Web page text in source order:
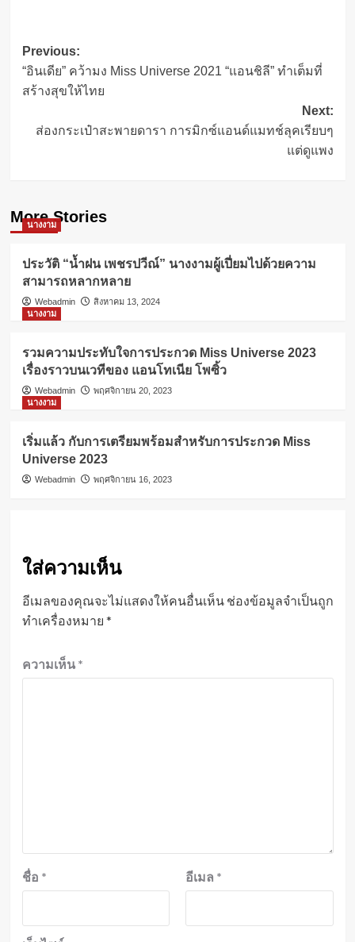
Post
navigation
Previous:
“อินเดีย” คว้ามง Miss Universe 2021 “แอนชิลี” ทำเต็มที่
สร้างสุขให้ไทย
Next:
ส่องกระเป๋าสะพายดารา การมิกซ์แอนด์แมทช์ลุคเรียบๆ
แต่ดูแพง
More Stories
นางงาม
ประวัติ “น้ำฝน เพชรปวีณ์” นางงามผู้เปี่ยมไปด้วยความ
สามารถหลากหลาย
Webadmin
สิงหาคม 13, 2024
นางงาม
รวมความประทับใจการประกวด Miss Universe 2023
เรื่องราวบนเวทีของ แอนโทเนีย โพซิ้ว
Webadmin
พฤศจิกายน 20, 2023
นางงาม
เริ่มแล้ว กับการเตรียมพร้อมสำหรับการประกวด Miss
Universe 2023
Webadmin พฤศจิกายน 16, 2023
ใส่ความเห็น
อีเมลของคุณจะไม่แสดงให้คนอื่นเห็น ช่องข้อมูลจำเป็นถูก
ทำเครื่องหมาย *
ความเห็น *
ชื่อ * อีเมล *